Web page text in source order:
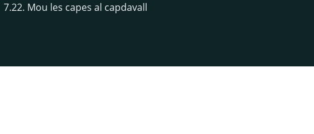
7.22. Mou les capes al capdavall